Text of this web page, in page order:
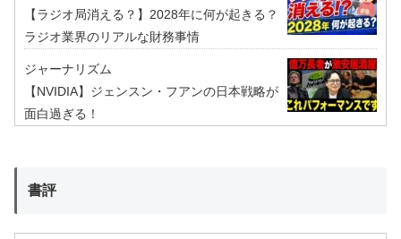
【ラジオ局消える？】2028年に何が起きる？
ラジオ業界のリアルな財務事情
ジャーナリズム
【NVIDIA】ジェンスン・フアンの日本戦略が
面白過ぎる！
書評